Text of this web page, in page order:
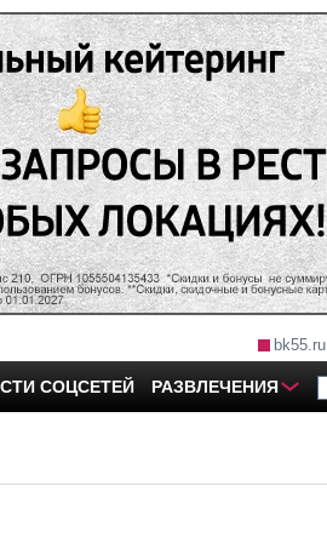
bk55.ru
СОЦСЕТЕЙ РАЗВЛЕЧЕНИЯ